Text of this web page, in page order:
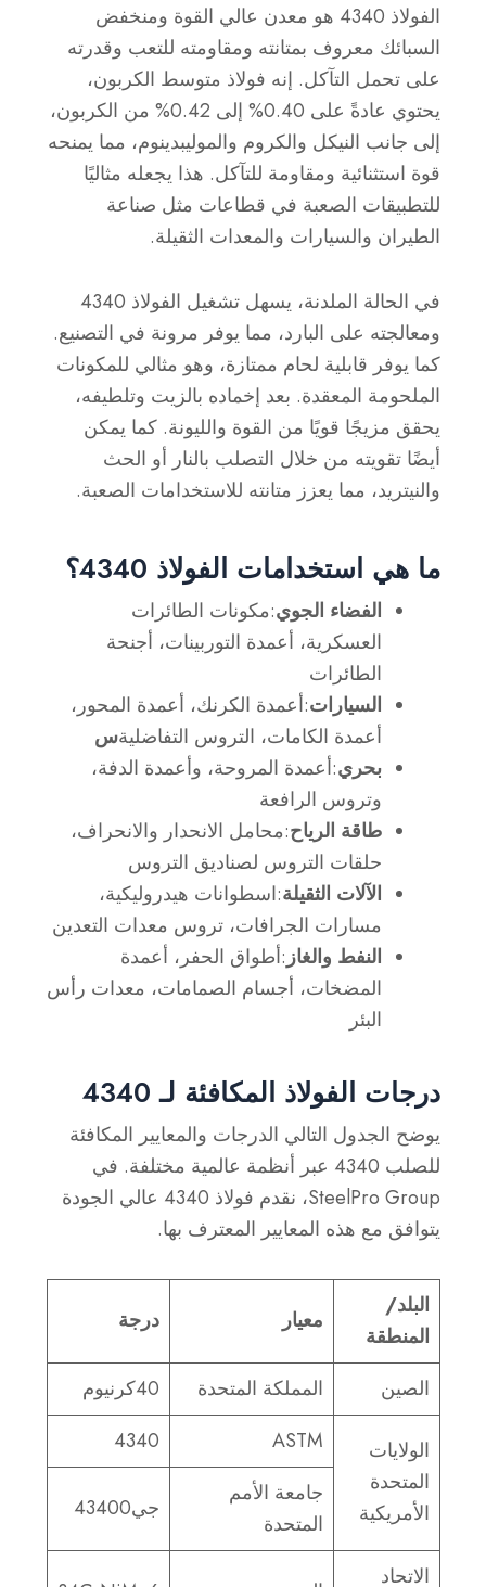
الفولاذ 4340 هو معدن عالي القوة ومنخفض
السبائك معروف بمتانته ومقاومته للتعب وقدرته
على تحمل التآكل. إنه فولاذ متوسط الكربون،
يحتوي عادةً على 0.40% إلى 0.42% من الكربون،
إلى جانب النيكل والكروم والموليبدينوم، مما يمنحه
قوة استثنائية ومقاومة للتآكل. هذا يجعله مثاليًا
للتطبيقات الصعبة في قطاعات مثل صناعة
الطيران والسيارات والمعدات الثقيلة.
في الحالة الملدنة، يسهل تشغيل الفولاذ 4340
ومعالجته على البارد، مما يوفر مرونة في التصنيع.
كما يوفر قابلية لحام ممتازة، وهو مثالي للمكونات
الملحومة المعقدة. بعد إخماده بالزيت وتلطيفه،
يحقق مزيجًا قويًا من القوة والليونة. كما يمكن
أيضًا تقويته من خلال التصلب بالنار أو الحث
والنيتريد، مما يعزز متانته للاستخدامات الصعبة.
ما هي استخدامات الفولاذ 4340؟
الفضاء الجوي:مكونات الطائرات
العسكرية، أعمدة التوربينات، أجنحة
الطائرات
السيارات:أعمدة الكرنك، أعمدة المحور،
أعمدة الكامات، التروس التفاضليةس
بحري:أعمدة المروحة، وأعمدة الدفة،
وتروس الرافعة
طاقة الرياح:محامل الانحدار والانحراف،
حلقات التروس لصناديق التروس
الآلات الثقيلة:اسطوانات هيدروليكية،
مسارات الجرافات، تروس معدات التعدين
النفط والغاز :أطواق الحفر، أعمدة
المضخات، أجسام الصمامات، معدات رأس
البئر
درجات الفولاذ المكافئة لـ 4340
يوضح الجدول التالي الدرجات والمعايير المكافئة
للصلب 4340 عبر أنظمة عالمية مختلفة. في
SteelPro Group، نقدم فولاذ 4340 عالي الجودة
يتوافق مع هذه المعايير المعترف بها.
البلد/
المنطقة
معيار درجة
الصين المملكة المتحدة 40كرنيوم
الولايات
المتحدة
الأمريكية
ASTM
4340
جامعة الأمم
المتحدة
جي43400
الاتحاد